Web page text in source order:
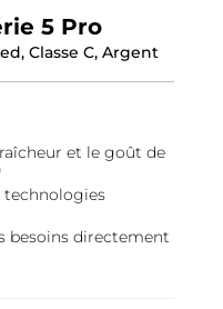
5 Pro
Classe C, Argent
et le goût de
technologies
besoins directement